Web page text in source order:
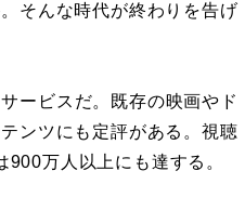
そんな時代が終わりを告げ
ービスだ。既存の映画やド
ンツにも定評がある。視聴
万人以上にも達する。